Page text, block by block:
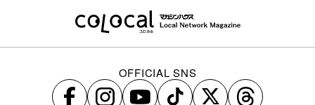
OFFICIAL SNS